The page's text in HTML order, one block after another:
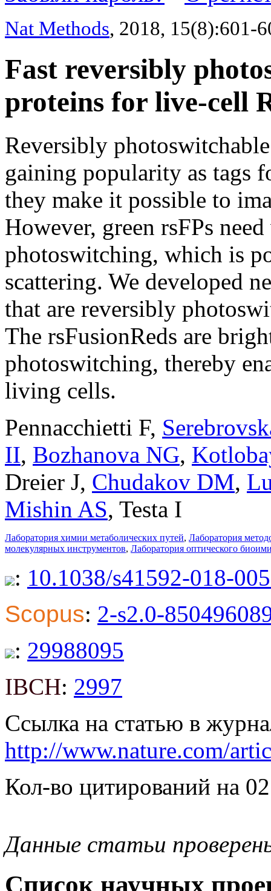
Nat Methods, 2018, 15(8):601-
Fast reversibly
proteins for live-cell
Reversibly
gaining popularity as tags
they make it possible to
However, green rsFPs
photoswitching, which is
scattering. We developed
that are reversibly
The rsFusionReds are
photoswitching, thereby
living cells.
Pennacchietti F,
II, Bozhanova NG,
Dreier J, Chudakov DM,
Mishin AS, Testa I
Лаборатория химии метаболических путей, Лаборатория
молекулярных инструментов, Лаборатория оптического
: 10.1038/s41592-018-
Scopus: 2-s2.0-
: 29988095
IBCH: 2997
Ссылка на статью в
http://www.nature.com/
Кол-во цитирований на
Данные статьи
Список научных